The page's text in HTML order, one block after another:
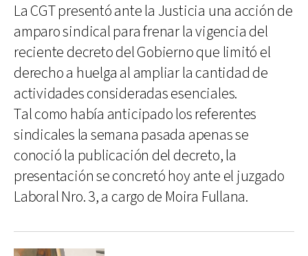
La CGT presentó ante la Justicia una acción de
amparo sindical para frenar la vigencia del
reciente decreto del Gobierno que limitó el
derecho a huelga al ampliar la cantidad de
actividades consideradas esenciales.
Tal como había anticipado los referentes
sindicales la semana pasada apenas se
conoció la publicación del decreto, la
presentación se concretó hoy ante el juzgado
Laboral Nro. 3, a cargo de Moira Fullana.